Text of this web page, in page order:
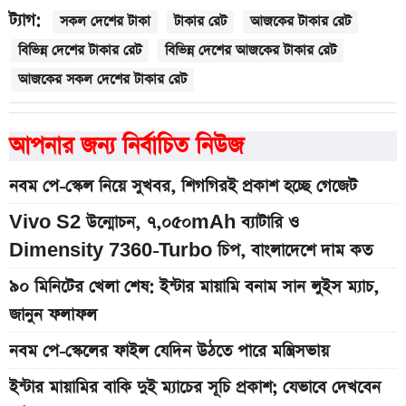
ট্যাগ: সকল দেশের টাকা টাকার রেট
আজকের টাকার রেট
বিভিন্ন দেশের টাকার রেট
বিভিন্ন দেশের আজকের টাকার রেট
আজকের সকল দেশের টাকার রেট
আপনার জন্য নির্বাচিত নিউজ
নবম পে-স্কেল নিয়ে সুখবর, শিগগিরই প্রকাশ হচ্ছে গেজেট
Vivo S2 উন্মোচন, ৭,০৫০mAh ব্যাটারি ও
Dimensity 7360-Turbo চিপ, বাংলাদেশে দাম কত
৯০ মিনিটের খেলা শেষ: ইন্টার মায়ামি বনাম সান লুইস ম্যাচ,
জানুন ফলাফল
নবম পে-স্কেলের ফাইল যেদিন উঠতে পারে মন্ত্রিসভায়
ইন্টার মায়ামির বাকি দুই ম্যাচের সূচি প্রকাশ; যেভাবে দেখবেন